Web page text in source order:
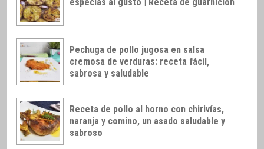
Pechuga de pollo jugosa en salsa
cremosa de verduras: receta fácil,
sabrosa y saludable
Receta de pollo al horno con chirivías,
naranja y comino, un asado saludable y
sabroso